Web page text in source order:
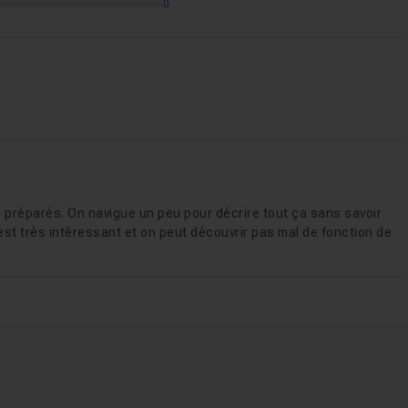
votre-visuel
un-prompt
0
On navigue un peu pour décrire tout ça sans savoir
très intéressant et on peut découvrir pas mal de fonction de